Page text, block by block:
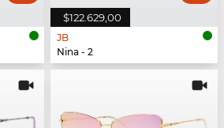
$122.629,00
JB
Nina - 2